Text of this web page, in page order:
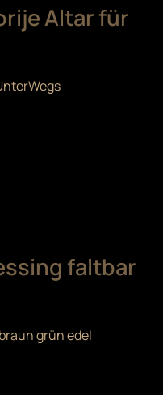
Altar für
faltbar
grün edel